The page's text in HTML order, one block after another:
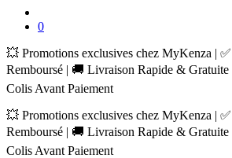
0
💥 Promotions exclusives chez MyKenza |
Remboursé | 🚚 Livraison Rapide &
Colis Avant Paiement
💥 Promotions exclusives chez MyKenza |
Remboursé | 🚚 Livraison Rapide &
Colis Avant Paiement